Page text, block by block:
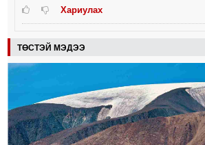
Хариулах
ТӨСТЭЙ МЭДЭЭ